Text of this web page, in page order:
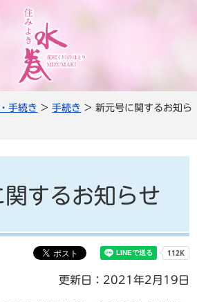
手続き >手続き > 新元号に関するお知ら
するお知らせ
更新日：2021年2月19日